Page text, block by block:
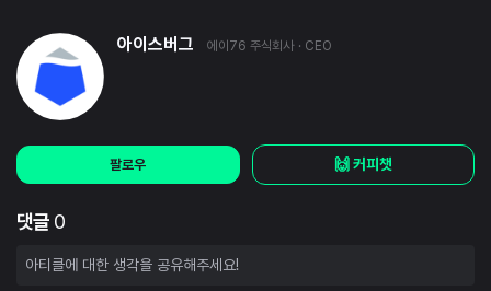
아이스버그 에이76 주식회사 · CEO
팔로우 🙌 커피챗
댓글 0